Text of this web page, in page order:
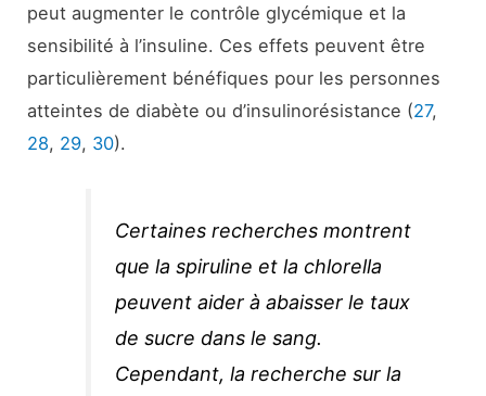
peut augmenter le contrôle glycémique et la
sensibilité à l’insuline. Ces effets peuvent être
particulièrement bénéfiques pour les personnes
atteintes de diabète ou d’insulinorésistance (27,
28, 29, 30).
Certaines recherches montrent
que la spiruline et la chlorella
peuvent aider à abaisser le taux
de sucre dans le sang.
Cependant, la recherche sur la